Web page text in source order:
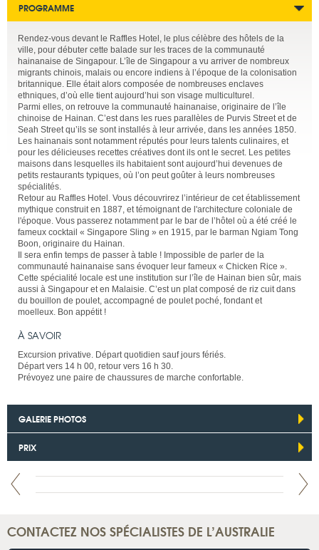
PROGRAMME
Rendez-vous devant le Raffles Hotel, le plus célèbre des hôtels de la
ville, pour débuter cette balade sur les traces de la communauté
hainanaise de Singapour. L’île de Singapour a vu arriver de nombreux
migrants chinois, malais ou encore indiens à l’époque de la colonisation
britannique. Elle était alors composée de nombreuses enclaves
ethniques, d’où elle tient aujourd’hui son visage multiculturel.
Parmi elles, on retrouve la communauté hainanaise, originaire de l’île
chinoise de Hainan. C’est dans les rues parallèles de Purvis Street et de
Seah Street qu’ils se sont installés à leur arrivée, dans les années 1850.
Les hainanais sont notamment réputés pour leurs talents culinaires, et
pour les délicieuses recettes créatives dont ils ont le secret. Les petites
maisons dans lesquelles ils habitaient sont aujourd’hui devenues de
petits restaurants typiques, où l’on peut goûter à leurs nombreuses
spécialités.
Retour au Raffles Hotel. Vous découvrirez l’intérieur de cet établissement
mythique construit en 1887, et témoignant de l'architecture coloniale de
l'époque. Vous passerez notamment par le bar de l’hôtel où a été créé le
fameux cocktail « Singapore Sling » en 1915, par le barman Ngiam Tong
Boon, originaire du Hainan.
Il sera enfin temps de passer à table ! Impossible de parler de la
communauté hainanaise sans évoquer leur fameux « Chicken Rice ».
Cette spécialité locale est une institution sur l’île de Hainan bien sûr, mais
aussi à Singapour et en Malaisie. C’est un plat composé de riz cuit dans
du bouillon de poulet, accompagné de poulet poché, fondant et
moelleux. Bon appétit !
À SAVOIR
Excursion privative. Départ quotidien sauf jours fériés.
Départ vers 14 h 00, retour vers 16 h 30.
Prévoyez une paire de chaussures de marche confortable.
GALERIE PHOTOS
PRIX
CONTACTEZ NOS SPÉCIALISTES DE L’AUSTRALIE